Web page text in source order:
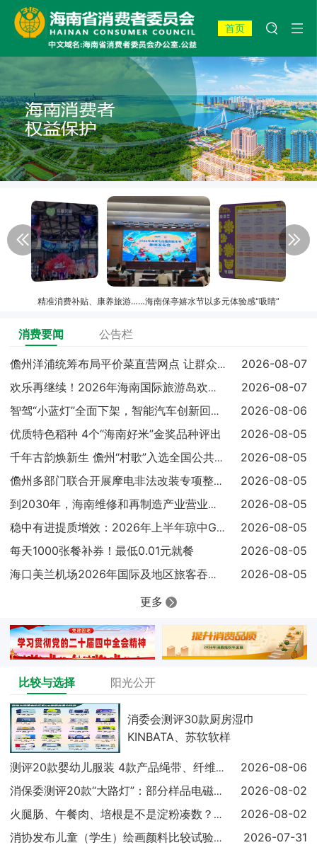
首页
精准消费补贴、康养旅游……海南保亭嬉水节以多元体验感“吸睛”
消费要闻 公告栏
儋州洋浦统筹布局平价菜直营网点 让群众吃上实惠放心菜 2026-08-07
欢乐再继续！2026年海南国际旅游岛欢乐节调声狂欢嘉年华亮点 2026-08-07
智驾“小蓝灯”全面下架，智能汽车创新回归安全本质
2026-08-06
优质特色稻种 4个“海南好米”金奖品种评出
2026-08-05
千年古韵焕新生 儋州“村歌”入选全国公共文化服务高质量发展典 2026-08-05
儋州多部门联合开展摩电非法改装专项整治 查扣涉案车辆25辆 2026-08-05
到2030年，海南维修和再制造产业营业收入达到300亿元 2026-08-05
稳中有进提质增效：2026年上半年琼中GDP同比增长4.1%
2026-08-05
每天1000张餐补券！最低0.01元就餐
2026-08-05
海口美兰机场2026年国际及地区旅客吞吐量已超过100万人次
2026-08-05
更多
比较与选择 阳光公开
消委会测评30款厨房湿巾
KINBATA、苏软软样
测评20款婴幼儿服装 4款产品绳带、纤维含量不达标 2026-08-06
消保委测评20款“大路灯”：部分样品电磁兼容未达标 2026-08-02
火腿肠、午餐肉、培根是不是淀粉凑数？实测结果出炉 2026-08-02
消协发布儿童（学生）绘画颜料比较试验结果显示：18 2026-07-31